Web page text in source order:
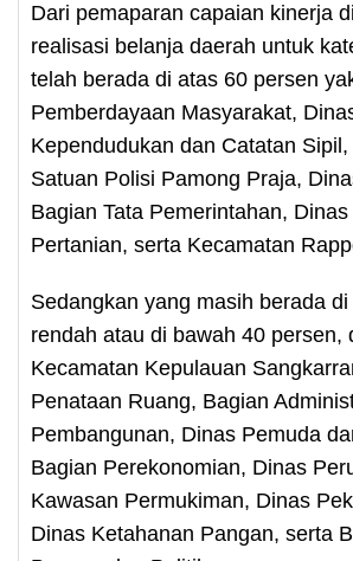
Dari pemaparan capaian kinerja
realisasi belanja daerah untuk
telah berada di atas 60 persen
Pemberdayaan Masyarakat,
Kependudukan dan Catatan
Satuan Polisi Pamong Praja,
Bagian Tata Pemerintahan,
Pertanian, serta Kecamatan
Sedangkan yang masih berada
rendah atau di bawah 40 persen,
Kecamatan Kepulauan
Penataan Ruang, Bagian
Pembangunan, Dinas Pemuda
Bagian Perekonomian, Dinas
Kawasan Permukiman, Dinas
Dinas Ketahanan Pangan, serta